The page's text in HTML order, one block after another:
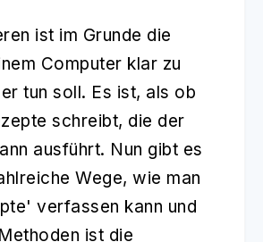
ist im Grunde die
Computer klar zu
tun soll. Es ist, als ob
schreibt, die der
ausführt. Nun gibt es
Wege, wie man
verfassen kann und
ist die